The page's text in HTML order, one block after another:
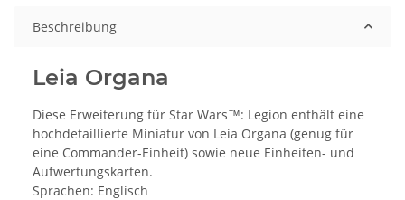
Beschreibung
Leia Organa
Diese Erweiterung für Star Wars™: Legion enthält eine
hochdetaillierte Miniatur von Leia Organa (genug für
eine Commander-Einheit) sowie neue Einheiten- und
Aufwertungskarten.
Sprachen: Englisch